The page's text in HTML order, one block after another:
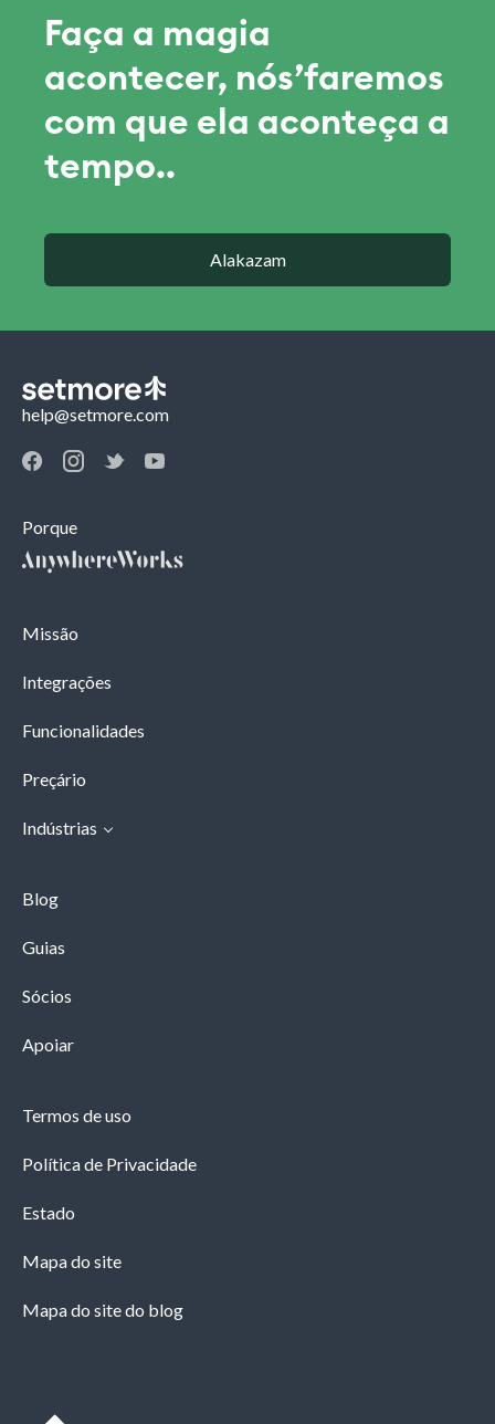
Faça a magia
acontecer, nós’faremos
com que ela aconteça a
tempo..
Alakazam
help@setmore.com
Porque
Missão
Integrações
Funcionalidades
Preçário
Indústrias
Blog
Guias
Sócios
Apoiar
Termos de uso
Política de Privacidade
Estado
Mapa do site
Mapa do site do blog